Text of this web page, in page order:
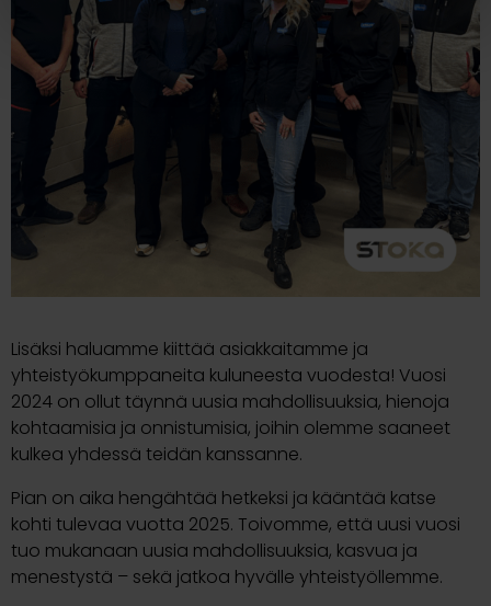
Lisäksi haluamme kiittää asiakkaitamme ja
yhteistyökumppaneita kuluneesta vuodesta! Vuosi
2024 on ollut täynnä uusia mahdollisuuksia, hienoja
kohtaamisia ja onnistumisia, joihin olemme saaneet
kulkea yhdessä teidän kanssanne.
Pian on aika hengähtää hetkeksi ja kääntää katse
kohti tulevaa vuotta 2025. Toivomme, että uusi vuosi
tuo mukanaan uusia mahdollisuuksia, kasvua ja
menestystä – sekä jatkoa hyvälle yhteistyöllemme.